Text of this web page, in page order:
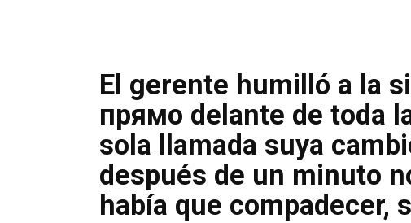
El gerente humilló a la
прямо delante de toda
sola llamada suya
después de un minuto
había que compadecer,